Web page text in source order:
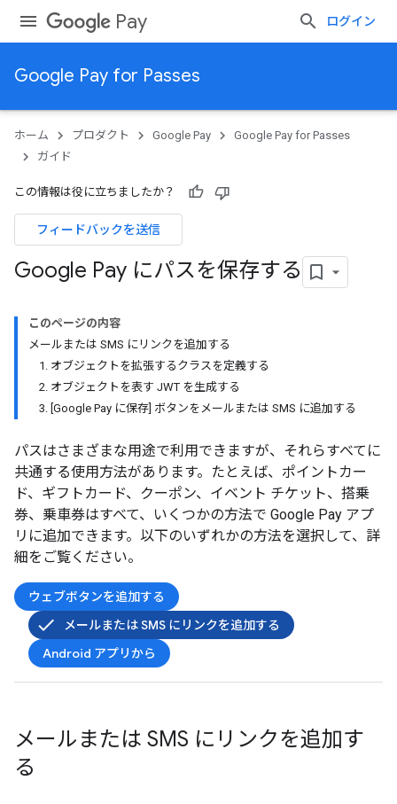
Pay ログイン
Google Pay for Passes
ホーム プロダクト Google Pay
Google Pay for Passes
ガイド
この情報は役に立ちましたか？
フィードバックを送信
Google Pay にパスを保存する
このページの内容
メールまたは SMS にリンクを追加する
1. オブジェクトを拡張するクラスを定義する
2. オブジェクトを表す JWT を生成する
3. [Google Pay に保存] ボタンをメールまたは SMS に追加する
パスはさまざまな用途で利用できますが、それらすべてに
共通する使用方法があります。たとえば、ポイントカー
ド、ギフトカード、クーポン、イベント チケット、搭乗
券、乗車券はすべて、いくつかの方法で Google Pay アプ
リに追加できます。以下のいずれかの方法を選択して、詳
細をご覧ください。
ウェブボタンを追加する
メールまたは SMS にリンクを追加する
Android アプリから
メールまたは SMS にリンクを追加す
る